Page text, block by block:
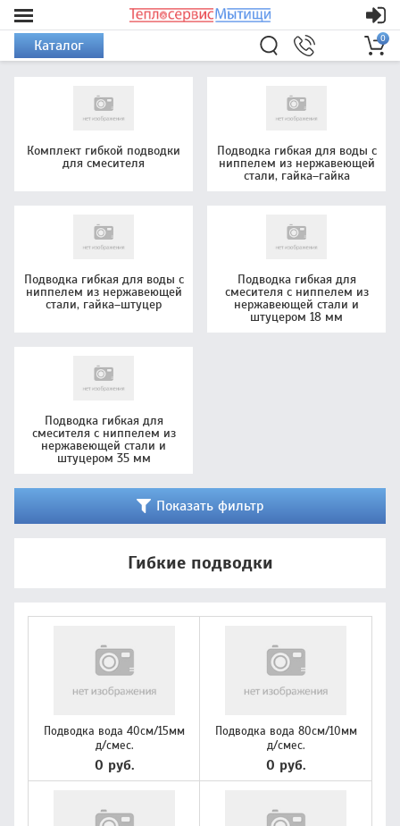
Каталог 0
Комплект гибкой подводки
для смесителя
Подводка гибкая для воды с
ниппелем из нержавеющей
стали, гайка–гайка
Подводка гибкая для воды с
ниппелем из нержавеющей
стали, гайка–штуцер
Подводка гибкая для
смесителя с ниппелем из
нержавеющей стали и
штуцером 18 мм
Подводка гибкая для
смесителя с ниппелем из
нержавеющей стали и
штуцером 35 мм
Показать фильтр
Гибкие подводки
Подводка вода 40см/15мм
д/смес.
0 руб.
Подводка вода 80см/10мм
д/смес.
0 руб.